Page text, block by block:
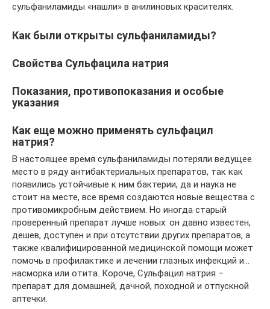
сульфаниламиды «нашли» в анилиновых красителях.
Как были открыты сульфаниламиды?
Свойства Сульфацила натрия
Показания, противопоказания и особые
указания
Как еще можно применять сульфацил
натрия?
В настоящее время сульфаниламиды потеряли ведущее
место в ряду антибактериальных препаратов, так как
появились устойчивые к ним бактерии, да и наука не
стоит на месте, все время создаются новые вещества с
противомикробным действием. Но иногда старый
проверенный препарат лучше новых: он давно известен,
дешев, доступен и при отсутствии других препаратов, а
также квалифицированной медицинской помощи может
помочь в профилактике и лечении глазных инфекций и…
насморка или отита. Короче, Сульфацил натрия –
препарат для домашней, дачной, походной и отпускной
аптечки.